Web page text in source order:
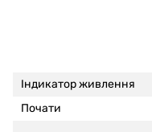
Індикатор живлення
Почати